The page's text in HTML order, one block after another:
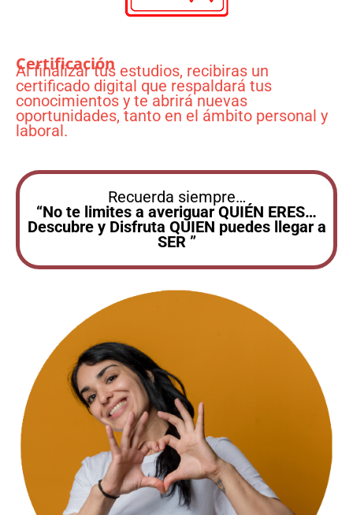
Certificación
Al finalizar tus estudios, recibiras un
certificado digital que respaldará tus
conocimientos y te abrirá nuevas
oportunidades, tanto en el ámbito personal y
laboral.
Recuerda siempre…
“No te limites a averiguar QUIÉN ERES…
Descubre y Disfruta QUIEN puedes llegar a
SER ”